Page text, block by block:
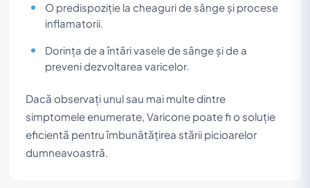
O predispoziție la cheaguri de sânge și procese
inflamatorii.
Dorința de a întări vasele de sânge și de a
preveni dezvoltarea varicelor.
Dacă observați unul sau mai multe dintre
simptomele enumerate, Varicone poate fi o soluție
eficientă pentru îmbunătățirea stării picioarelor
dumneavoastră.